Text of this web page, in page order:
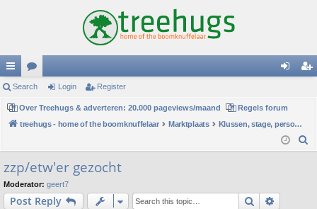
ui
ck
lin
ks
or
u
m
s
in
Search Login Register
Over Treehugs & adverteren: 20.000 pageviews/maand
Regels forum
treehugs - home of the boomknuffelaar
Marktplaats
Klussen, stage, personeel of hulp
zzp/etw'er gezocht
Moderator: geert7
Post Reply Search